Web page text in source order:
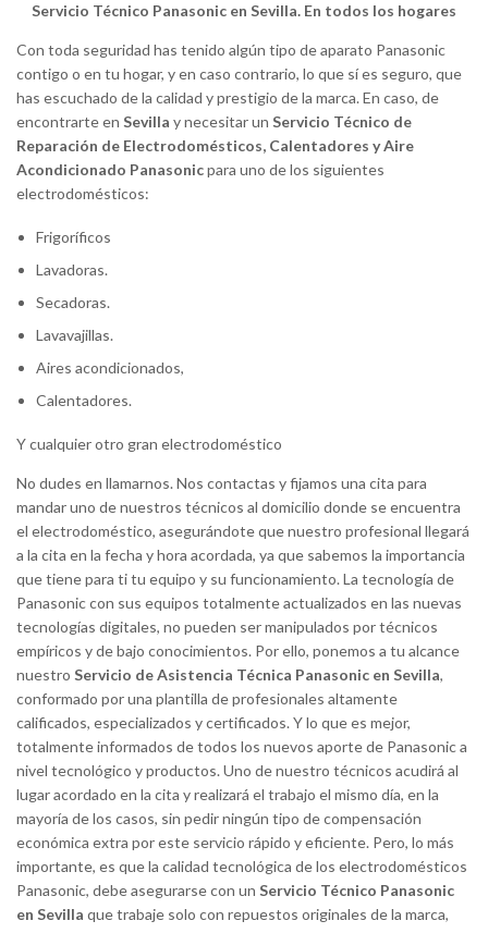
Servicio Técnico Panasonic en Sevilla. En todos los hogares
Con toda seguridad has tenido algún tipo de aparato Panasonic
contigo o en tu hogar, y en caso contrario, lo que sí es seguro, que
has escuchado de la calidad y prestigio de la marca. En caso, de
encontrarte en Sevilla y necesitar un Servicio Técnico de
Reparación de Electrodomésticos, Calentadores y Aire
Acondicionado Panasonicpara uno de los siguientes
electrodomésticos:
Frigoríficos
Lavadoras.
Secadoras.
Lavavajillas.
Aires acondicionados,
Calentadores.
Y cualquier otro gran electrodoméstico
No dudes en llamarnos. Nos contactas y fijamos una cita para
mandar uno de nuestros técnicos al domicilio donde se encuentra
el electrodoméstico, asegurándote que nuestro profesional llegará
a la cita en la fecha y hora acordada, ya que sabemos la importancia
que tiene para ti tu equipo y su funcionamiento. La tecnología de
Panasonic con sus equipos totalmente actualizados en las nuevas
tecnologías digitales, no pueden ser manipulados por técnicos
empíricos y de bajo conocimientos. Por ello, ponemos a tu alcance
nuestro Servicio de Asistencia Técnica Panasonic en Sevilla,
conformado por una plantilla de profesionales altamente
calificados, especializados y certificados. Y lo que es mejor,
totalmente informados de todos los nuevos aporte de Panasonic a
nivel tecnológico y productos. Uno de nuestro técnicos acudirá al
lugar acordado en la cita y realizará el trabajo el mismo día, en la
mayoría de los casos, sin pedir ningún tipo de compensación
económica extra por este servicio rápido y eficiente. Pero, lo más
importante, es que la calidad tecnológica de los electrodomésticos
Panasonic, debe asegurarse con un Servicio Técnico Panasonic
en Sevilla que trabaje solo con repuestos originales de la marca,